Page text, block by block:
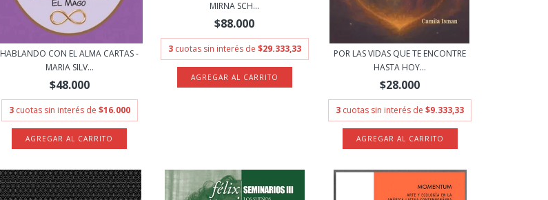
HABLANDO CON EL ALMA CARTAS -
MARIA SILV...
$48.000
3 cuotas sin interés de $16.000
MIRNA SCH...
$88.000
3 cuotas sin interés de $29.333,33
POR LAS VIDAS QUE TE ENCONTRE
HASTA HOY...
$28.000
3 cuotas sin interés de$9.333,33